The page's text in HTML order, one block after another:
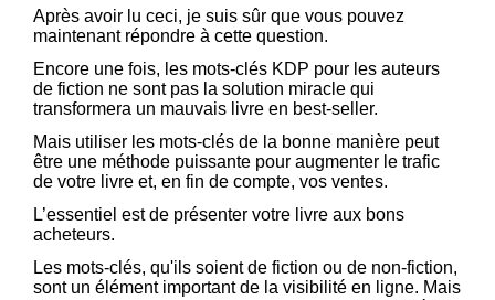
Après avoir lu ceci, je suis sûr que vous pouvez
maintenant répondre à cette question.
Encore une fois, les mots-clés KDP pour les auteurs
de fiction ne sont pas la solution miracle qui
transformera un mauvais livre en best-seller.
Mais utiliser les mots-clés de la bonne manière peut
être une méthode puissante pour augmenter le trafic
de votre livre et, en fin de compte, vos ventes.
L’essentiel est de présenter votre livre aux bons
acheteurs.
Les mots-clés, qu'ils soient de fiction ou de non-fiction,
sont un élément important de la visibilité en ligne. Mais